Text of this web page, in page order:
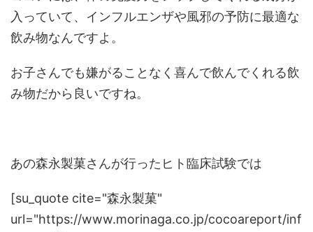
入っていて、インフルエンザや風邪の予防に最適な
飲み物なんですよ。
お子さんでも嫌がることなく喜んで飲んでくれる飲
み物だから良いですね。
あの森永製菓さんが行ったヒト臨床試験では
[su_quote cite="森永製菓"
url="https://www.morinaga.co.jp/cocoareport/inf